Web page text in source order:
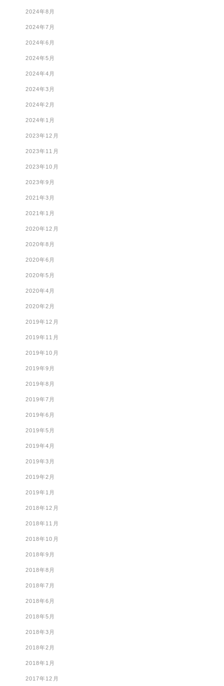
2024年8月
2024年7月
2024年6月
2024年5月
2024年4月
2024年3月
2024年2月
2024年1月
2023年12月
2023年11月
2023年10月
2023年9月
2021年3月
2021年1月
2020年12月
2020年8月
2020年6月
2020年5月
2020年4月
2020年2月
2019年12月
2019年11月
2019年10月
2019年9月
2019年8月
2019年7月
2019年6月
2019年5月
2019年4月
2019年3月
2019年2月
2019年1月
2018年12月
2018年11月
2018年10月
2018年9月
2018年8月
2018年7月
2018年6月
2018年5月
2018年3月
2018年2月
2018年1月
2017年12月